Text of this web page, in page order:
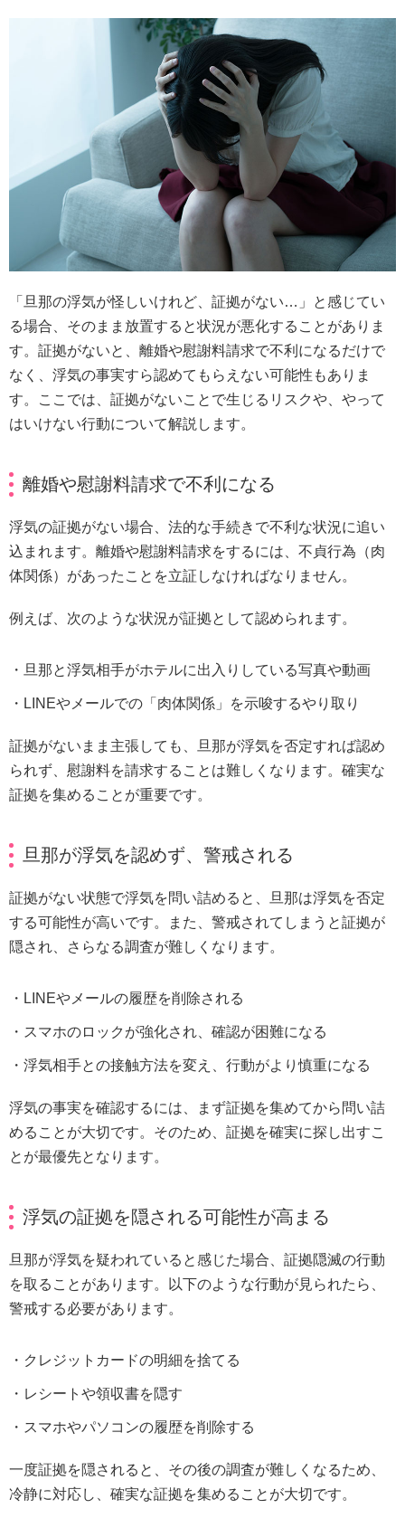
「旦那の浮気が怪しいけれど、証拠がない…」と感じてい
る場合、そのまま放置すると状況が悪化することがありま
す。証拠がないと、離婚や慰謝料請求で不利になるだけで
なく、浮気の事実すら認めてもらえない可能性もありま
す。ここでは、証拠がないことで生じるリスクや、やって
はいけない行動について解説します。
離婚や慰謝料請求で不利になる
浮気の証拠がない場合、法的な手続きで不利な状況に追い
込まれます。離婚や慰謝料請求をするには、不貞行為（肉
体関係）があったことを立証しなければなりません。
例えば、次のような状況が証拠として認められます。
旦那と浮気相手がホテルに出入りしている写真や動画
LINEやメールでの「肉体関係」を示唆するやり取り
証拠がないまま主張しても、旦那が浮気を否定すれば認め
られず、慰謝料を請求することは難しくなります。確実な
証拠を集めることが重要です。
旦那が浮気を認めず、警戒される
証拠がない状態で浮気を問い詰めると、旦那は浮気を否定
する可能性が高いです。また、警戒されてしまうと証拠が
隠され、さらなる調査が難しくなります。
LINEやメールの履歴を削除される
スマホのロックが強化され、確認が困難になる
浮気相手との接触方法を変え、行動がより慎重になる
浮気の事実を確認するには、まず証拠を集めてから問い詰
めることが大切です。そのため、証拠を確実に探し出すこ
とが最優先となります。
浮気の証拠を隠される可能性が高まる
旦那が浮気を疑われていると感じた場合、証拠隠滅の行動
を取ることがあります。以下のような行動が見られたら、
警戒する必要があります。
クレジットカードの明細を捨てる
レシートや領収書を隠す
スマホやパソコンの履歴を削除する
一度証拠を隠されると、その後の調査が難しくなるため、
冷静に対応し、確実な証拠を集めることが大切です。